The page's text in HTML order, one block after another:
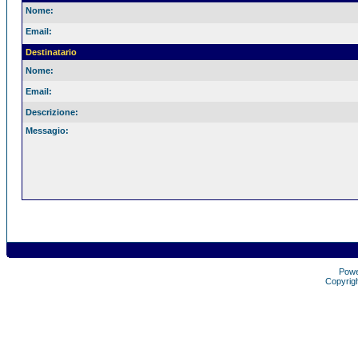
Nome:
Email:
Destinatario
Nome:
Email:
Descrizione:
Messagio: